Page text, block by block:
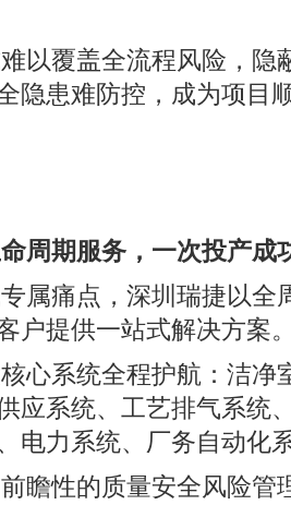
以覆盖全流程风险，隐
隐患难防控，成为项目
周期服务，一次投产成
属痛点，深圳瑞捷以全
户提供一站式解决方案
心系统全程护航：洁净
应系统、工艺排气系统
电力系统、厂务自动化
瞻性的质量安全风险管